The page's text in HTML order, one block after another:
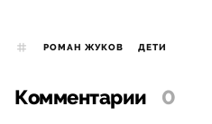
РОМАН ЖУКОВ ДЕТИ
Комментарии 0